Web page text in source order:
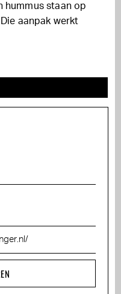
hummus staan op
aanpak werkt